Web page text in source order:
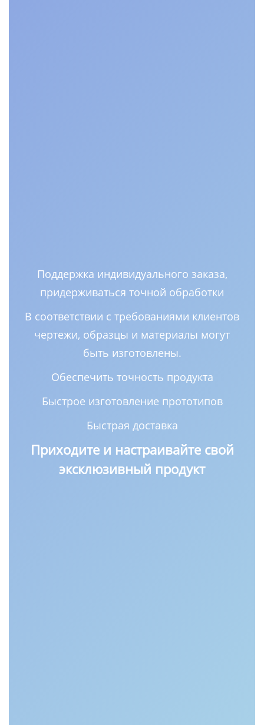
Поддержка индивидуального заказа,
придерживаться точной обработки
В соответствии с требованиями клиентов
чертежи, образцы и материалы могут
быть изготовлены.
Обеспечить точность продукта
Быстрое изготовление прототипов
Быстрая доставка
Приходите и настраивайте свой
эксклюзивный продукт